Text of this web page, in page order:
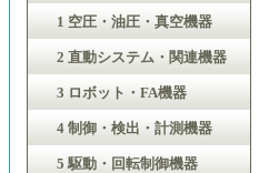
1 空圧・油圧・真空機器
2 直動システム・関連機器
3 ロボット・FA機器
4 制御・検出・計測機器
5 駆動・回転制御機器